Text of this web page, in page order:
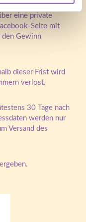
7 Werktagen per
eine private
Seite mit
den Gewinn
dieser Frist wird
verlost.
30 Tage nach
werden nur
Versand des